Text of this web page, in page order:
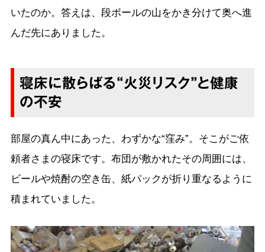
いたのか。答えは、段ボールの山をかき分けて奥へ進
んだ先にありました。
寝床に散らばる“火災リスク”と健康
の不安
部屋の真ん中にあった、わずかな“窪み”。そこがご依
頼者さまの寝床です。布団が敷かれたその周囲には、
ビールや焼酎の空き缶、紙パックが折り重なるように
積まれていました。